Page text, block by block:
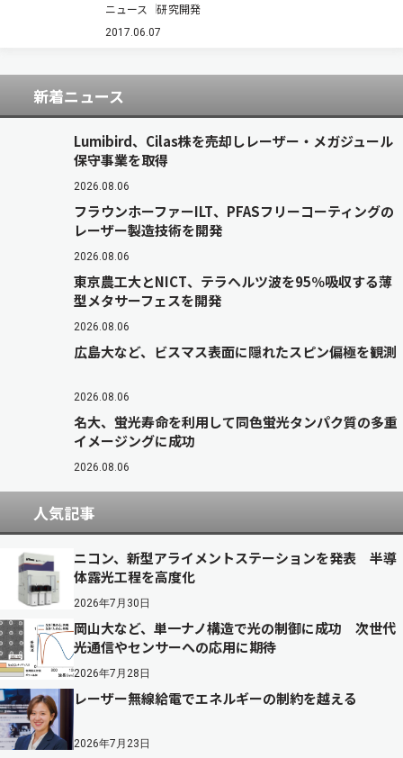
を開発した（ニュースリリース）。 製造業では，
製造プロセスの自動化と高度な情報技術の導入に
ニュース 研究開発
2017.06.07
新着ニュース
Lumibird、Cilas株を売却しレーザー・メガジュール
保守事業を取得
2026.08.06
フラウンホーファーILT、PFASフリーコーティングの
レーザー製造技術を開発
2026.08.06
東京農工大とNICT、テラヘルツ波を95％吸収する薄
型メタサーフェスを開発
2026.08.06
広島大など、ビスマス表面に隠れたスピン偏極を観測
2026.08.06
名大、蛍光寿命を利用して同色蛍光タンパク質の多重
イメージングに成功
2026.08.06
人気記事
ニコン、新型アライメントステーションを発表 半導
体露光工程を高度化
2026年7月30日
岡山大など、単一ナノ構造で光の制御に成功 次世代
光通信やセンサーへの応用に期待
2026年7月28日
レーザー無線給電でエネルギーの制約を越える
2026年7月23日